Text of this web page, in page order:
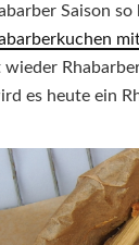
Saison
wieder
es heute ein